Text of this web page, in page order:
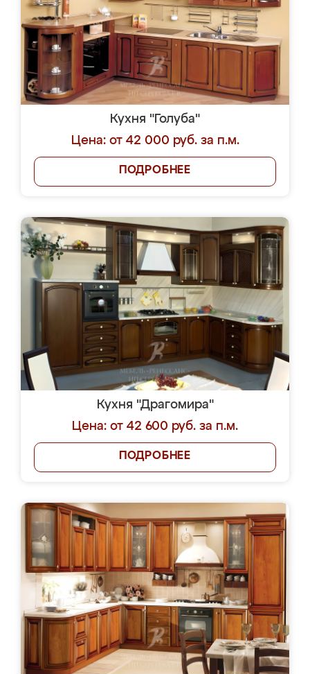
Кухня "Голуба"
Цена: от 42 000 руб. за п.м.
ПОДРОБНЕЕ
Кухня "Драгомира"
Цена: от 42 600 руб. за п.м.
ПОДРОБНЕЕ